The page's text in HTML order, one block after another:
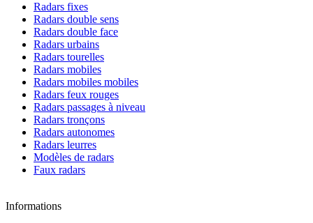
Radars fixes
Radars double sens
Radars double face
Radars urbains
Radars tourelles
Radars mobiles
Radars mobiles mobiles
Radars feux rouges
Radars passages à niveau
Radars tronçons
Radars autonomes
Radars leurres
Modèles de radars
Faux radars
Informations